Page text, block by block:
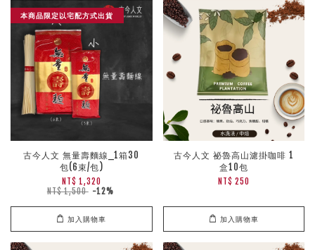
本商品限定以宅配方式出貨
古今人文 無量壽麵線_1箱30
包(6束/包)
NT$ 1,320
NT$ 1,500 -12%
加入購物車
古今人文 祕魯高山濾掛咖啡 1
盒10包
NT$ 250
加入購物車